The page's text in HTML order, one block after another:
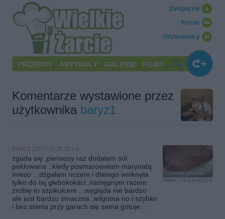
Użytkownicy
Forum
Zaloguj się
PRZEPISY ARTYKUŁY GALERIE FILMY
Komentarze wystawione przez
użytkownika baryz1
Szynka gotowana
baryz1
baryz1 (2017-12-31 23:14)
zgada się ,pierwszy raz dodałam sól
peklowana ..kiedy posmarowałam marynatą
mieso ...dźgałam nożem i dlatego wniknęła
tylko do tej głebokokści..następnym razem
zrobię to szpikulcem ...wygląda nie bardzo
ale jest bardzo smaczna ,wilgotna no i szybko
i bez stania przy garach się sama gotuje...